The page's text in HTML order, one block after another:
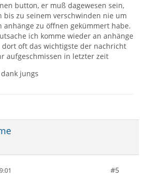
button, er muß dagewesen sein,
bis zu seinem verschwinden nie um
anhänge zu öffnen gekümmert habe.
ich komme wieder an anhänge
oft das wichtigste der nachricht
aufgeschmissen in letzter zeit
jungs
#5